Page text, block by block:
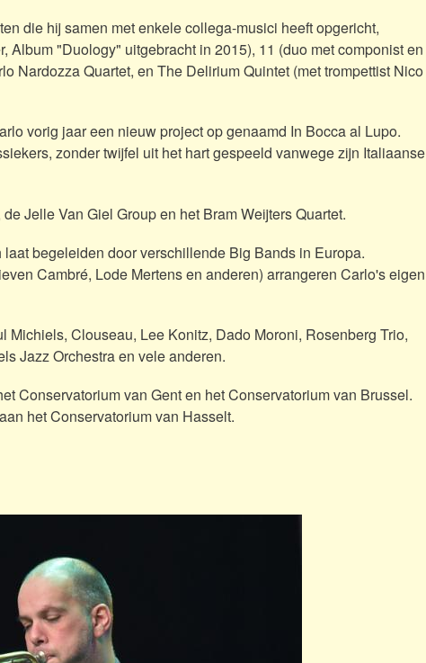
die hij samen met enkele collega-musici heeft opgericht,
"Duology" uitgebracht in 2015), 11 (duo met componist en
Nardozza Quartet, en The Delirium Quintet (met trompettist Nico
vorig jaar een nieuw project op genaamd In Bocca al Lupo.
zonder twijfel uit het hart gespeeld vanwege zijn Italiaanse
Jelle Van Giel Group en het Bram Weijters Quartet.
begeleiden door verschillende Big Bands in Europa.
Cambré, Lode Mertens en anderen) arrangeren Carlo's eigen
Clouseau, Lee Konitz, Dado Moroni, Rosenberg Trio,
Jazz Orchestra en vele anderen.
Conservatorium van Gent en het Conservatorium van Brussel.
het Conservatorium van Hasselt.